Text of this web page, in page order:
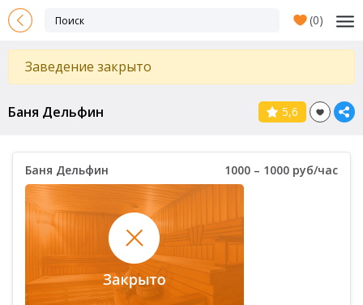
(0)
Заведение закрыто
Баня Дельфин 5,6
Баня Дельфин 1000 – 1000 руб/час